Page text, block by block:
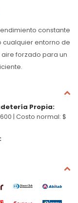
constante
cualquier entorno de
forzado para un
Propia:
| Costo normal: $
: